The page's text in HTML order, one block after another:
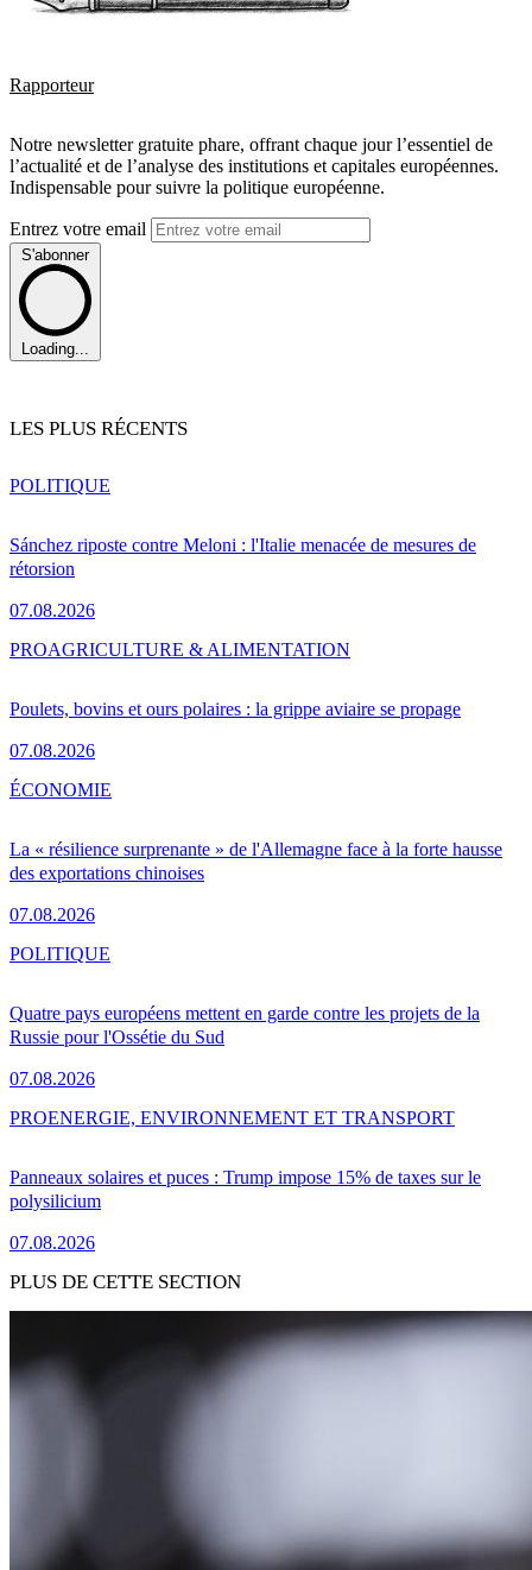
Rapporteur
Notre newsletter gratuite phare, offrant chaque jour l’essentiel de
l’actualité et de l’analyse des institutions et capitales européennes.
Indispensable pour suivre la politique européenne.
Entrez votre email
S'abonner
Loading...
LES PLUS RÉCENTS
Sánchez riposte contre Meloni : l'Italie menacée de mesures de
rétorsion
07.08.2026
POLITIQUE
Poulets, bovins et ours polaires : la grippe aviaire se propage
07.08.2026
PROAGRICULTURE & ALIMENTATION
La « résilience surprenante » de l'Allemagne face à la forte hausse
des exportations chinoises
07.08.2026
ÉCONOMIE
Quatre pays européens mettent en garde contre les projets de la
Russie pour l'Ossétie du Sud
07.08.2026
POLITIQUE
Panneaux solaires et puces : Trump impose 15% de taxes sur le
polysilicium
07.08.2026
PROENERGIE, ENVIRONNEMENT ET TRANSPORT
PLUS DE CETTE SECTION